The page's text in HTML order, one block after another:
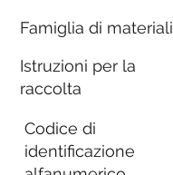
Famiglia di materiali
Istruzioni per la
raccolta
Codice di
identificazione